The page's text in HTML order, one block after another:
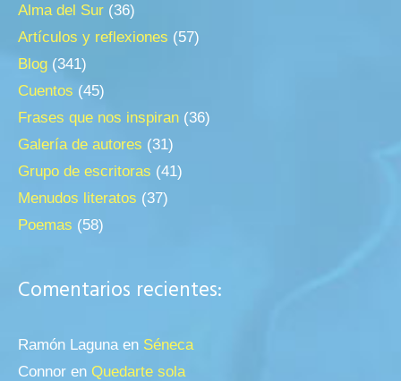
Alma del Sur (36)
Artículos y reflexiones (57)
Blog (341)
Cuentos (45)
Frases que nos inspiran (36)
Galería de autores (31)
Grupo de escritoras (41)
Menudos literatos (37)
Poemas (58)
Comentarios recientes:
Ramón Laguna en Séneca
Connor en Quedarte sola